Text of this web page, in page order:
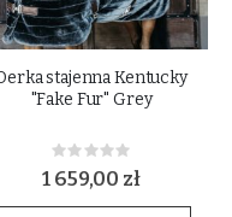
stajenna Kentucky
"Fake Fur" Grey
Rating:
0%
1 659,00 zł